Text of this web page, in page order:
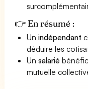
👉 En résumé :
Unindépendant
déduire les
Unsalarié
mutuelle